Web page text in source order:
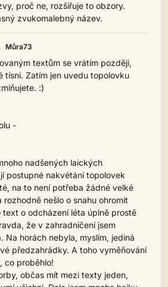
proč ne, rozšiřuje to obzory.
zvukomalebný název.
Můra73
textům se vrátím později,
tísni. Zatím jen uvedu topolovku
:)
-
nadšených laických
postupné nakvétání topolovek
na to není potřeba žádné velké
nešlo o snahu ohromit
o odcházení léta úplně prostě
že v zahradničení jsem
Na horách nebyla, myslím, jediná
předzahrádky. A toho vyměňování
co proběhlo!
občas mít mezi texty jeden,